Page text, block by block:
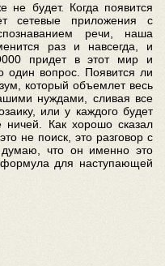
будет. Когда появится
сетевые приложения с
речи, наша
раз и навсегда, и
придет в этот мир и
один вопрос. Появится ли
который объемлет весь
нуждами, сливая все
или у каждого будет
ничей. Как хорошо сказал
не поиск, это разговор с
что он именно это
для наступающей